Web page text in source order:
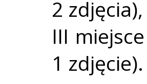
2 zdjęcia),
III
1 zdjęcie).